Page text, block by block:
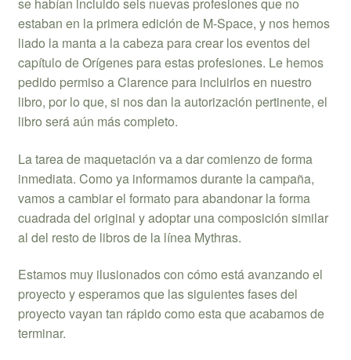
estaban en la primera edición de M-Space, y nos hemos
liado la manta a la cabeza para crear los eventos del
capítulo de Orígenes para estas profesiones. Le hemos
pedido permiso a Clarence para incluirlos en nuestro
libro, por lo que, si nos dan la autorización pertinente, el
libro será aún más completo.
La tarea de maquetación va a dar comienzo de forma
inmediata. Como ya informamos durante la campaña,
vamos a cambiar el formato para abandonar la forma
cuadrada del original y adoptar una composición similar
al del resto de libros de la línea Mythras.
Estamos muy ilusionados con cómo está avanzando el
proyecto y esperamos que las siguientes fases del
proyecto vayan tan rápido como esta que acabamos de
terminar.